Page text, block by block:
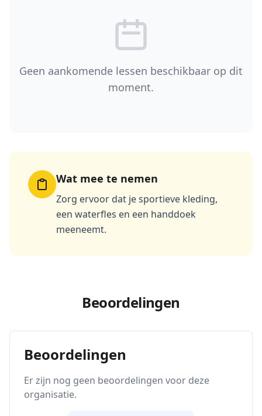
Geen aankomende lessen beschikbaar op dit
moment.
Wat mee te nemen
Zorg ervoor dat je sportieve kleding,
een waterfles en een handdoek
meeneemt.
Beoordelingen
Beoordelingen
Er zijn nog geen beoordelingen voor deze
organisatie.